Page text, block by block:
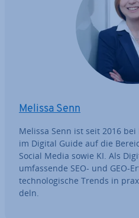
Melissa Senn
Melissa Senn ist seit 2016
im Digital Guide auf die
Social Media sowie KI. Als
um­fas­sen­de SEO- und GEO-
tech­no­lo­gi­sche Trends in
deln.